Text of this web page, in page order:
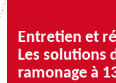
Entretien et
Les solutions
ramonage à